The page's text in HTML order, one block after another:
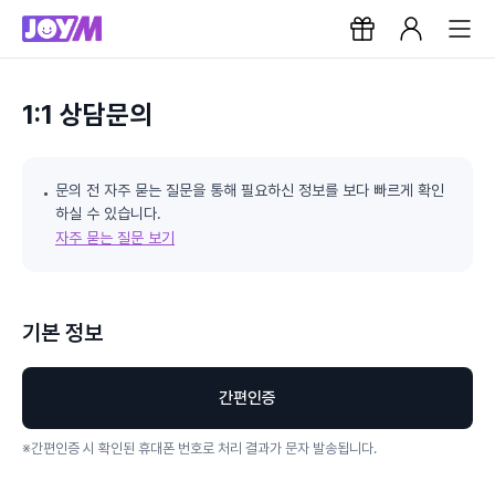
1:1 상담문의
문의 전 자주 묻는 질문을 통해 필요하신 정보를 보다 빠르게 확인
하실 수 있습니다.
자주 묻는 질문 보기
기본 정보
간편인증
※간편인증 시 확인된 휴대폰 번호로 처리 결과가 문자 발송됩니다.